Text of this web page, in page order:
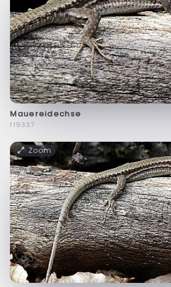
Mauereidechse
f19337
Zoom